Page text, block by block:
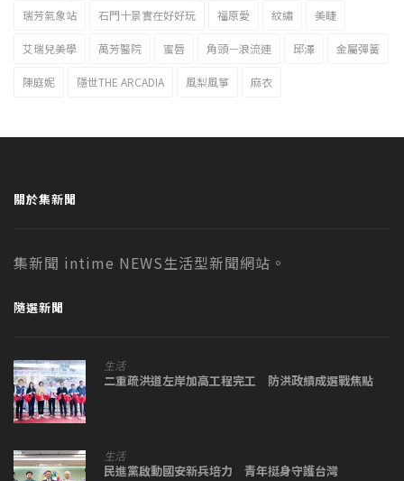
瑞芳氣象站 石門十景實在好好玩 福原愛 紋繡 美睫
艾瑞兒美學 萬芳醫院 蜜唇 角頭－浪流連 邱澤 金屬彈簧
陳庭妮 隱世THE ARCADIA 風梨風箏 麻衣
關於集新聞
集新聞 intime NEWS生活型新聞網站。
隨選新聞
生活
二重疏洪道左岸加高工程完工 防洪政績成選戰焦點
生活
民進黨啟動國安新兵培力 青年挺身守護台灣